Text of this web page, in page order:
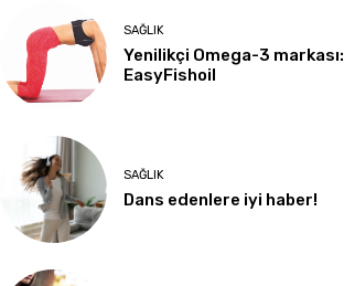
SAĞLIK
Yenilikçi Omega-3 markası:
EasyFishoil
SAĞLIK
Dans edenlere iyi haber!